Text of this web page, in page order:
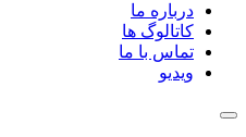
درباره ما
کاتالوگ ها
تماس با ما
ویدیو